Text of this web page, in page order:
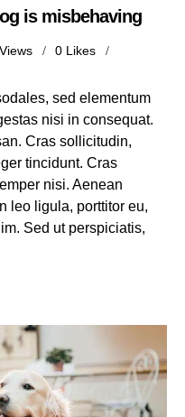
is misbehaving
Views 0 Likes
sed elementum
nisi in consequat.
Cras sollicitudin,
tincidunt. Cras
nisi. Aenean
leo ligula, porttitor eu,
Sed ut perspiciatis,